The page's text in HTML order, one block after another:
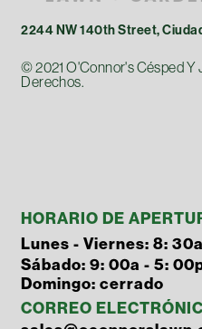
2244 NW 140th Street,
© 2021 O'Connor's Césped Y
Derechos.
HORARIO DE
Lunes - Viernes: 8:
Sábado: 9: 00a - 5:
Domingo: cerrado
CORREO